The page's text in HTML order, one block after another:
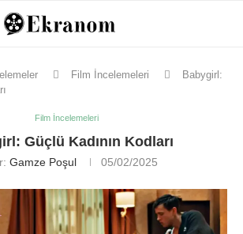
Film İncelemeleri
Babygirl:
Film İncelemeleri
Güçlü Kadının Kodları
Gamze Poşul 05/02/2025